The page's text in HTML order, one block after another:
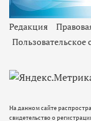
Редакция
Пользовательское
На данном сайте
свидетельство о